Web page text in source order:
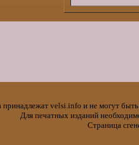
принадлежат velsi.info и не могут
Для печатных изданий
Страница